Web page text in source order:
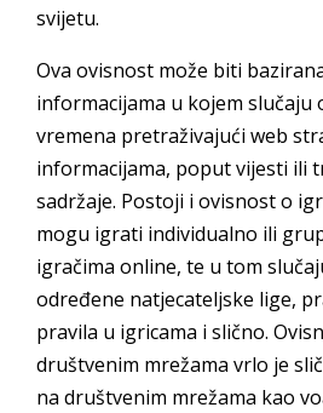
svijetu.
Ova ovisnost može biti
informacijama u kojem slučaju
vremena pretraživajući web
informacijama, poput vijesti ili
sadržaje. Postoji i ovisnost o
mogu igrati individualno ili
igračima online, te u tom
određene natjecateljske lige,
pravila u igricama i slično.
društvenim mrežama vrlo je
na društvenim mrežama kao